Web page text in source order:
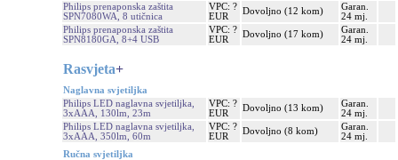
Philips prenaponska zaštita
SPN7080WA, 8 utičnica
VPC: ?
EUR
Dovoljno (12 kom)
Garan.
24 mj.
Philips prenaponska zaštita
SPN8180GA, 8+4 USB
VPC: ?
EUR
Dovoljno (17 kom)
Garan.
24 mj.
Rasvjeta+
Naglavna svjetiljka
Philips LED naglavna svjetiljka,
3xAAA, 130lm, 23m
VPC: ?
EUR
Dovoljno (13 kom)
Garan.
24 mj.
Philips LED naglavna svjetiljka,
3xAAA, 350lm, 60m
VPC: ?
EUR
Dovoljno (8 kom)
Garan.
24 mj.
Ručna svjetiljka